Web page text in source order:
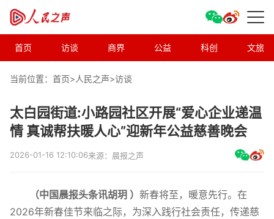
首页 访谈 商界 公益 科创 文旅
当前位置：首页>人民之声>访谈
太白园街道:小路园社区开展“爱心企业递温
情 真诚帮扶暖人心”迎新年公益慈善晚会
2026-01-16 12:10:06来源：晨报之声
（中国晨报头条讯胡玥 ） 新春将至，暖意先行。在
2026年新春佳节来临之际，为深入践行社会责任，传递慈